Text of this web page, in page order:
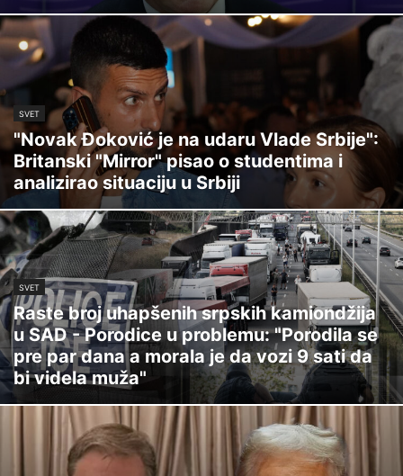
SVET
"Novak Đoković je na udaru Vlade Srbije":
Britanski "Mirror" pisao o studentima i
analizirao situaciju u Srbiji
SVET
Raste broj uhapšenih srpskih kamiondžija
u SAD - Porodice u problemu: "Porodila se
pre par dana a morala je da vozi 9 sati da
bi videla muža"